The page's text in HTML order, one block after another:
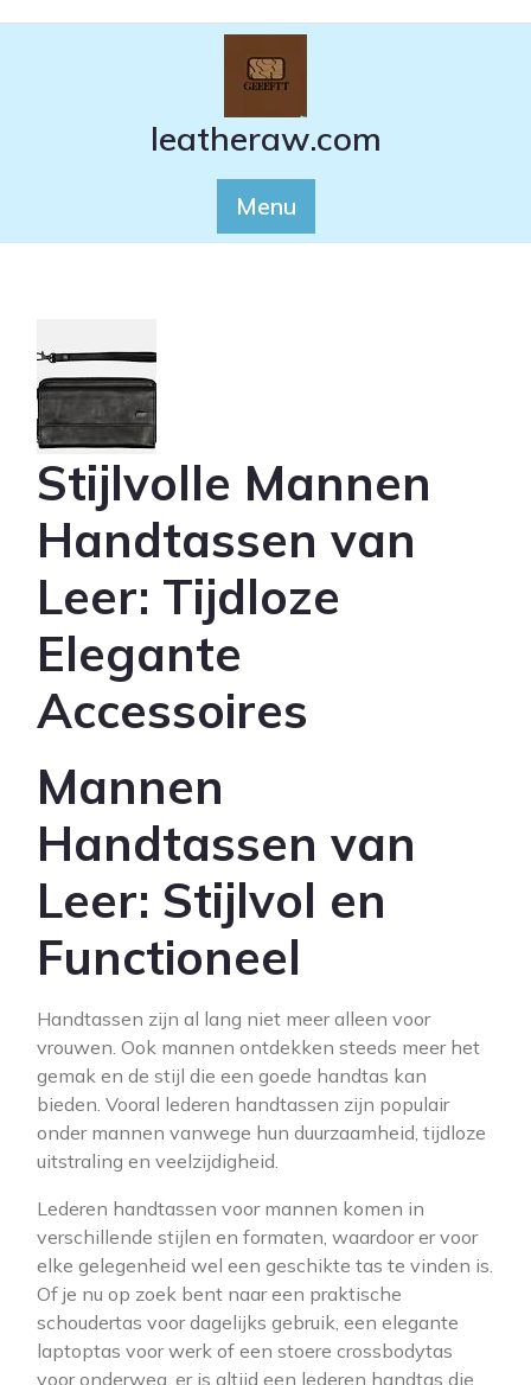
leatheraw.com
Menu
Stijlvolle Mannen
Handtassen van
Leer: Tijdloze
Elegante
Accessoires
Mannen
Handtassen van
Leer: Stijlvol en
Functioneel
Handtassen zijn al lang niet meer alleen voor
vrouwen. Ook mannen ontdekken steeds meer het
gemak en de stijl die een goede handtas kan
bieden. Vooral lederen handtassen zijn populair
onder mannen vanwege hun duurzaamheid, tijdloze
uitstraling en veelzijdigheid.
Lederen handtassen voor mannen komen in
verschillende stijlen en formaten, waardoor er voor
elke gelegenheid wel een geschikte tas te vinden is.
Of je nu op zoek bent naar een praktische
schoudertas voor dagelijks gebruik, een elegante
laptoptas voor werk of een stoere crossbodytas
voor onderweg, er is altijd een lederen handtas die